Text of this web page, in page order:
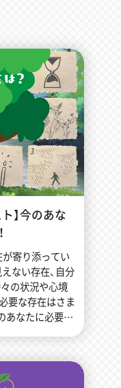
】今のあな
寄り添ってい
ない存在、自分
の状況や心境
要な存在はさま
あなたに必要な